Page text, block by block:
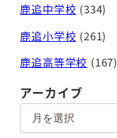
鹿追中学校 (334)
鹿追小学校 (261)
鹿追高等学校 (167)
アーカイブ